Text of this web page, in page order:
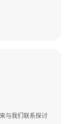
与我们联系探讨